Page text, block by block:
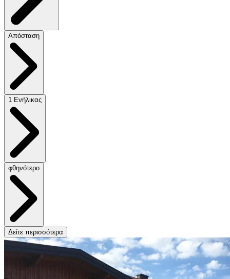
Απόσταση
1 Ενήλικας
φθηνότερο
Δείτε περισσότερα